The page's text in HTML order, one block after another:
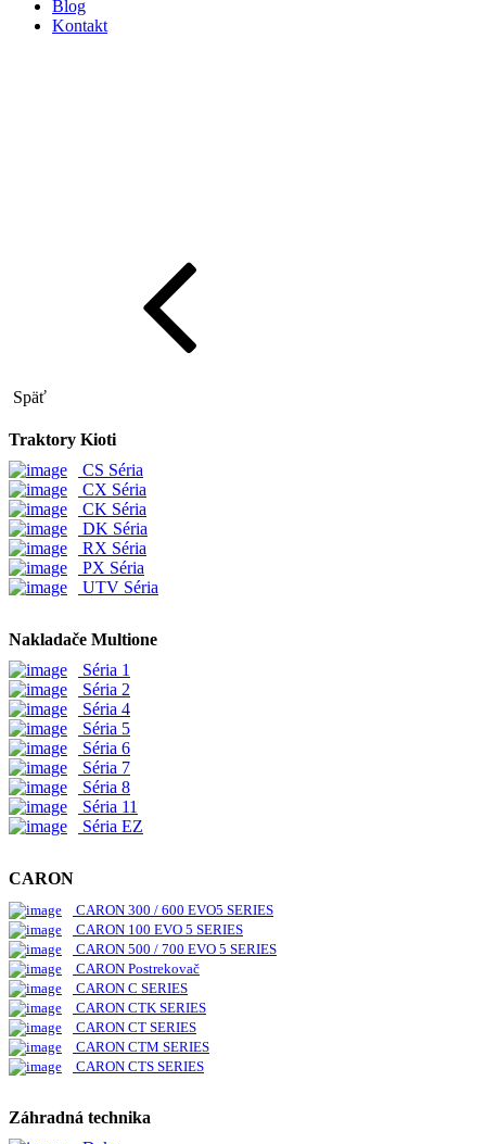
Blog
Kontakt
Späť
Traktory Kioti
CS Séria
CX Séria
CK Séria
DK Séria
RX Séria
PX Séria
UTV Séria
Nakladače Multione
Séria 1
Séria 2
Séria 4
Séria 5
Séria 6
Séria 7
Séria 8
Séria 11
Séria EZ
CARON
CARON 300 / 600 EVO5 SERIES
CARON 100 EVO 5 SERIES
CARON 500 / 700 EVO 5 SERIES
CARON Postrekovač
CARON C SERIES
CARON CTK SERIES
CARON CT SERIES
CARON CTM SERIES
CARON CTS SERIES
Záhradná technika